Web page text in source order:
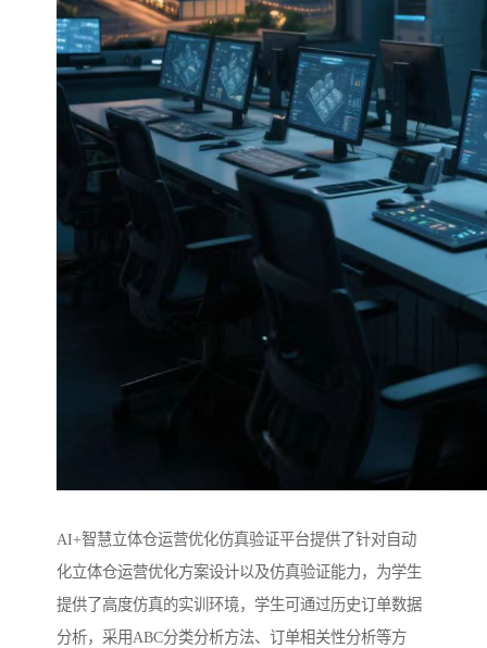
AI+智慧立体仓运营优化仿真验证平台提供了针对自动
化立体仓运营优化方案设计以及仿真验证能力，为学生
提供了高度仿真的实训环境，学生可通过历史订单数据
分析，采用ABC分类分析方法、订单相关性分析等方